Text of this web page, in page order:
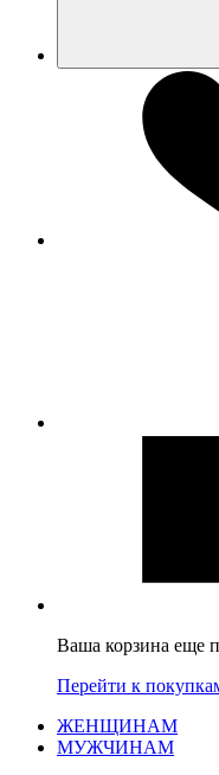
Ваша корзина еще
Перейти к
ЖЕНЩИНАМ
МУЖЧИНАМ